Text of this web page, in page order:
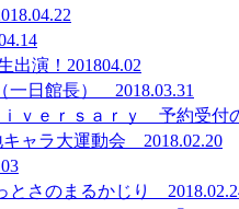
演！201804.02
日館長） 2018.03.31
ｖｅｒｓａｒｙ 予約受付
ャラ大運動会 2018.02.20
さのまるかじり